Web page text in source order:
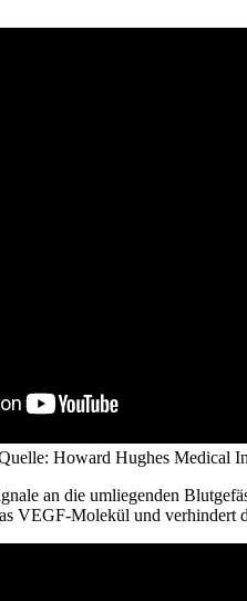
Howard Hughes Medical
an die umliegenden
VEGF-Molekül und verhindert